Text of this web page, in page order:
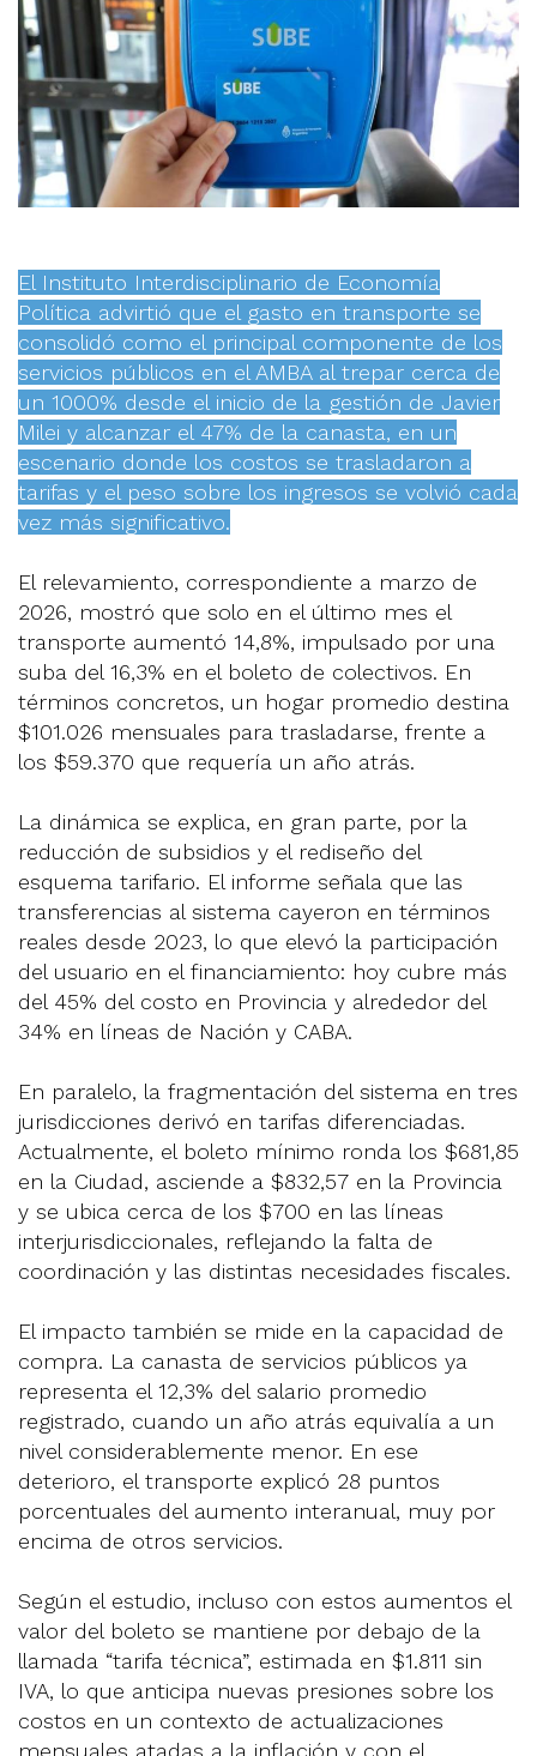
El Instituto Interdisciplinario de Economía
Política advirtió que el gasto en transporte se
consolidó como el principal componente de los
servicios públicos en el AMBA al trepar cerca de
un 1000% desde el inicio de la gestión de Javier
Milei y alcanzar el 47% de la canasta, en un
escenario donde los costos se trasladaron a
tarifas y el peso sobre los ingresos se volvió cada
vez más significativo.
El relevamiento, correspondiente a marzo de
2026, mostró que solo en el último mes el
transporte aumentó 14,8%, impulsado por una
suba del 16,3% en el boleto de colectivos. En
términos concretos, un hogar promedio destina
$101.026 mensuales para trasladarse, frente a
los $59.370 que requería un año atrás.
La dinámica se explica, en gran parte, por la
reducción de subsidios y el rediseño del
esquema tarifario. El informe señala que las
transferencias al sistema cayeron en términos
reales desde 2023, lo que elevó la participación
del usuario en el financiamiento: hoy cubre más
del 45% del costo en Provincia y alrededor del
34% en líneas de Nación y CABA.
En paralelo, la fragmentación del sistema en tres
jurisdicciones derivó en tarifas diferenciadas.
Actualmente, el boleto mínimo ronda los $681,85
en la Ciudad, asciende a $832,57 en la Provincia
y se ubica cerca de los $700 en las líneas
interjurisdiccionales, reflejando la falta de
coordinación y las distintas necesidades fiscales.
El impacto también se mide en la capacidad de
compra. La canasta de servicios públicos ya
representa el 12,3% del salario promedio
registrado, cuando un año atrás equivalía a un
nivel considerablemente menor. En ese
deterioro, el transporte explicó 28 puntos
porcentuales del aumento interanual, muy por
encima de otros servicios.
Según el estudio, incluso con estos aumentos el
valor del boleto se mantiene por debajo de la
llamada “tarifa técnica”, estimada en $1.811 sin
IVA, lo que anticipa nuevas presiones sobre los
costos en un contexto de actualizaciones
mensuales atadas a la inflación y con el